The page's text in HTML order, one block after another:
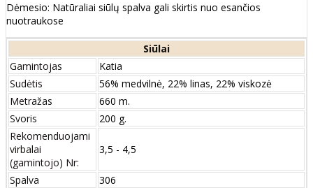
Dėmesio: Natūraliai siūlų spalva gali skirtis nuo esančios
nuotraukose
Siūlai
Gamintojas
Katia
Sudėtis
56% medvilnė, 22% linas, 22% viskozė
Metražas
660 m.
Svoris
200 g.
Rekomenduojami
virbalai
(gamintojo) Nr:
3,5 - 4,5
Spalva
306